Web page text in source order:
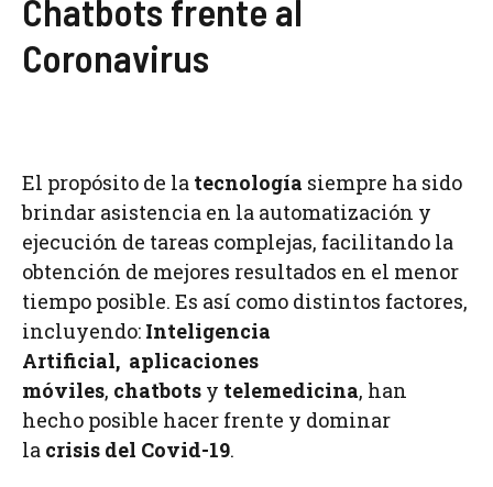
Chatbots frente al
Coronavirus
El propósito de la tecnología siempre ha sido
brindar asistencia en la automatización y
ejecución de tareas complejas, facilitando la
obtención de mejores resultados en el menor
tiempo posible. Es así como distintos factores,
incluyendo: Inteligencia
Artificial, aplicaciones
móviles, chatbots y telemedicina, han
hecho posible hacer frente y dominar
la crisis del Covid-19.